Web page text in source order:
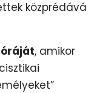
közprédává
, amikor